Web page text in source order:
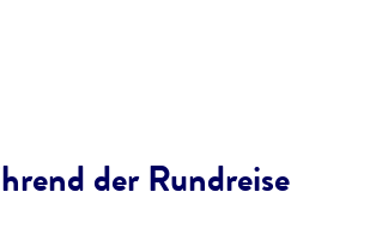
der Rundreise